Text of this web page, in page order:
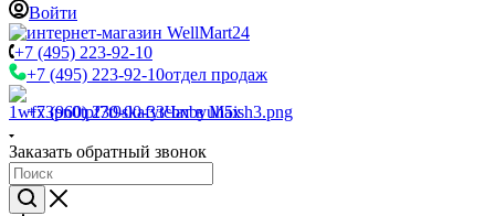
Войти
+7 (495) 223-92-10
+7 (495) 223-92-10отдел продаж
+7 (960) 230-00-33Чат в Max
Заказать обратный звонок